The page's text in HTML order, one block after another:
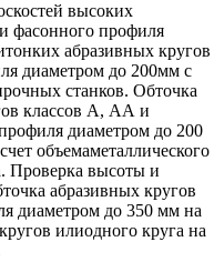
высоких
фасонного профиля
абразивных кругов
диаметром до 200мм с
станков. Обточка
классов А, АА и
диаметром до 200
объемаметаллического
Проверка высоты и
абразивных кругов
диаметром до 350 мм на
илиодного круга на